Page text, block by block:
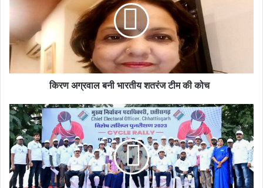
किरण अग्रवाल बनी भारतीय शतरंज टीम की कोच